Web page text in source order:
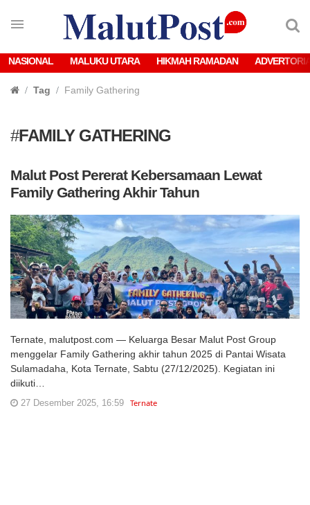
NASIONAL MALUKU UTARA HIKMAH RAMADAN
Tag Family Gathering
#FAMILY GATHERING
Malut Post Pererat Kebersamaan Lewat
Family Gathering Akhir Tahun
Ternate, malutpost.com — Keluarga Besar Malut Post Group
menggelar Family Gathering akhir tahun 2025 di Pantai Wisata
Sulamadaha, Kota Ternate, Sabtu (27/12/2025). Kegiatan ini
diikuti…
27 Desember 2025, 16:59 Ternate